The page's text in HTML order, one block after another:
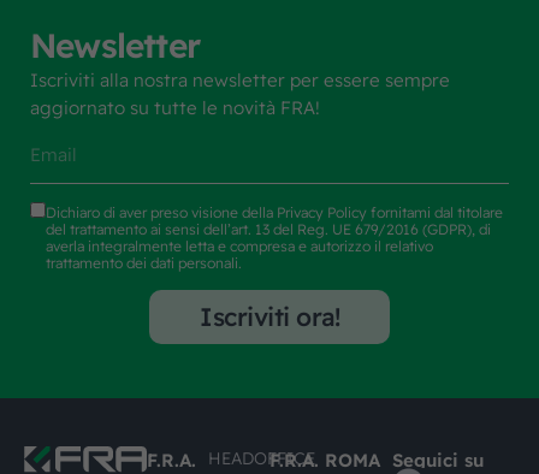
Newsletter
Iscriviti alla nostra newsletter per essere sempre
aggiornato su tutte le novità FRA!
Dichiaro di aver preso visione della Privacy Policy fornitami dal titolare
del trattamento ai sensi dell’art. 13 del Reg. UE 679/2016 (GDPR), di
averla integralmente letta e compresa e autorizzo il relativo
trattamento dei dati personali.
Iscriviti ora!
F.R.A.
HEADOFFICEF.R.A. ROMA Seguici su